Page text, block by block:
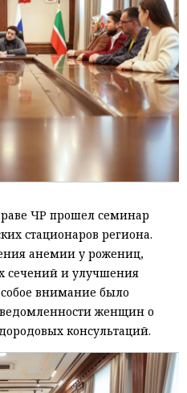
ЧР прошел семинар
стационаров региона.
анемии у рожениц,
сечений и улучшения
внимание было
женщин о
консультаций.